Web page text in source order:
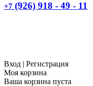
+7 (926) 918 - 49 - 11
Вход | Регистрация
Моя корзина
Ваша корзина пуста